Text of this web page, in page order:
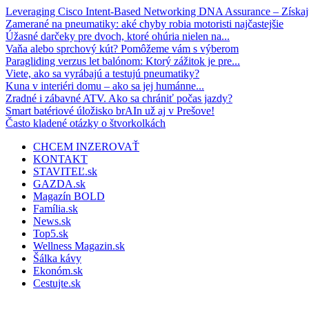
Leveraging Cisco Intent-Based Networking DNA Assurance –
Zamerané na pneumatiky: aké chyby robia motoristi najčastejšie
Úžasné darčeky pre dvoch, ktoré ohúria nielen na...
Vaňa alebo sprchový kút? Pomôžeme vám s výberom
Paragliding verzus let balónom: Ktorý zážitok je pre...
Viete, ako sa vyrábajú a testujú pneumatiky?
Kuna v interiéri domu – ako sa jej humánne...
Zradné i zábavné ATV. Ako sa chrániť počas jazdy?
Smart batériové úložisko brAIn už aj v Prešove!
Často kladené otázky o štvorkolkách
CHCEM INZEROVAŤ
KONTAKT
STAVITEĽ.sk
GAZDA.sk
Magazín BOLD
Família.sk
News.sk
Top5.sk
Wellness Magazin.sk
Šálka kávy
Ekonóm.sk
Cestujte.sk